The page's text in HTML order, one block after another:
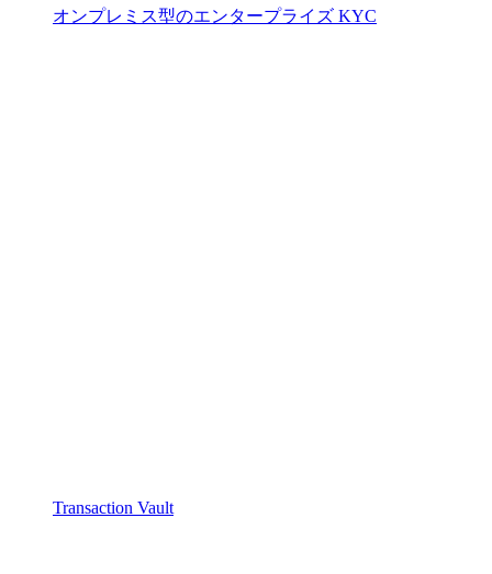
オンプレミス型のエンタープライズ KYC
Transaction Vault